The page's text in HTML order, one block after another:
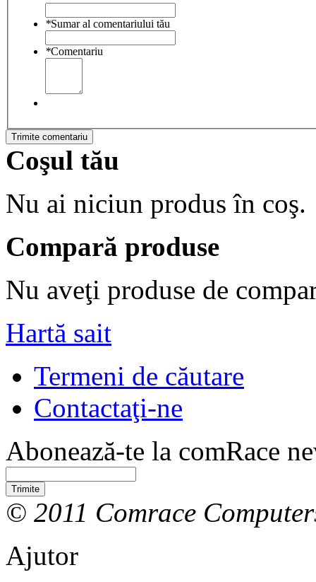
*Sumar al comentariului tău
*Comentariu
Trimite comentariu
Coşul tău
Nu ai niciun produs în coş.
Compară produse
Nu aveţi produse de
Hartă sait
Termeni de căutare
Contactaţi-ne
Abonează-te la comRace
Trimite
© 2011 Comrace
Ajutor